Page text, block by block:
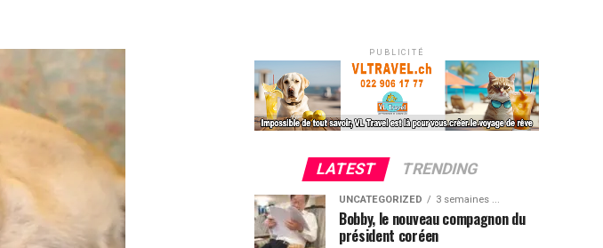
PUBLICITÉ
LATEST TRENDING
UNCATEGORIZED 3 semaines ...
Bobby, le nouveau compagnon du
président coréen